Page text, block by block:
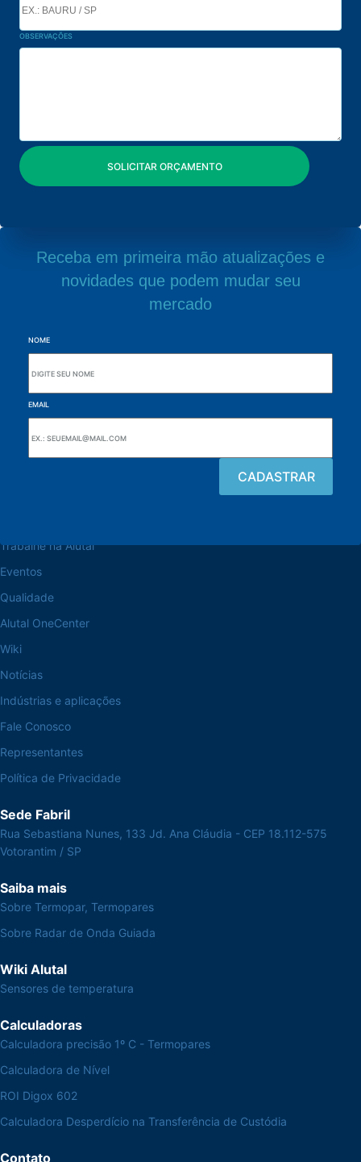
OBSERVAÇÕES
Receba em primeira mão atualizações e
novidades que podem mudar seu
mercado
NOME
EMAIL
Trabalhe na Alutal
Eventos
Qualidade
Alutal OneCenter
Wiki
Notícias
Indústrias e aplicações
Fale Conosco
Representantes
Política de Privacidade
Sede Fabril
Rua Sebastiana Nunes, 133 Jd. Ana Cláudia - CEP 18.112-575
Votorantim / SP
Saiba mais
Sobre Termopar, Termopares
Sobre Radar de Onda Guiada
Wiki Alutal
Sensores de temperatura
Calculadoras
Calculadora precisão 1º C - Termopares
Calculadora de Nível
ROI Digox 602
Calculadora Desperdício na Transferência de Custódia
Contato